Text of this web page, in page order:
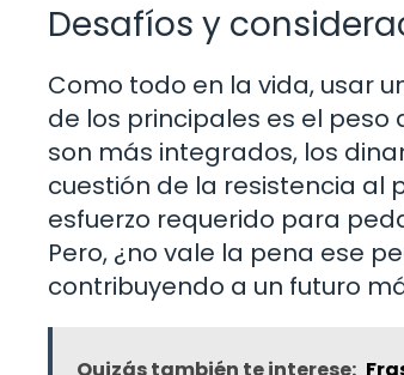
Desafíos y
Como todo en la vida, usar
de los principales es el
son más integrados, los
cuestión de la resistencia al
esfuerzo requerido para
Pero, ¿no vale la pena ese
contribuyendo a un futuro